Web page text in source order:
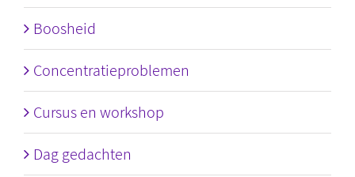
Boosheid
Concentratieproblemen
Cursus en workshop
Dag gedachten